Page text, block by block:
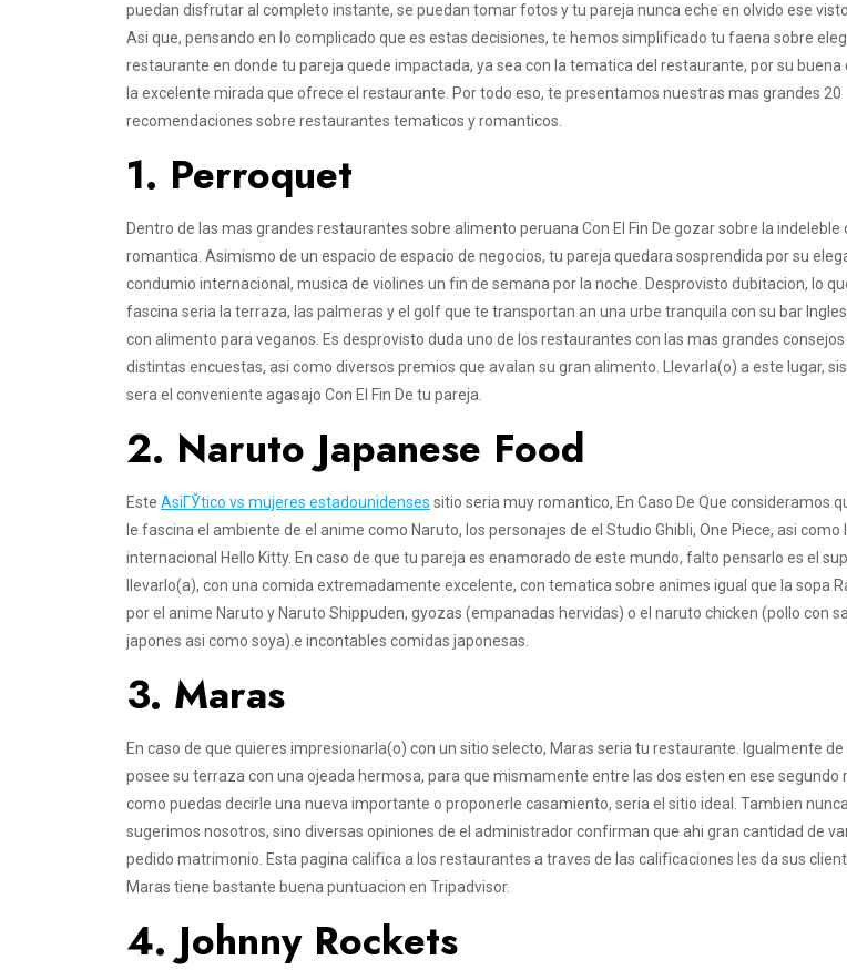
puedan disfrutar al completo instante, se puedan tomar fotos y tu pareja nunca eche en olvido ese
Asi que, pensando en lo complicado que es estas decisiones, te hemos simplificado tu faena sobre
restaurante en donde tu pareja quede impactada, ya sea con la tematica del restaurante, por su buena
la excelente mirada que ofrece el restaurante. Por todo eso, te presentamos nuestras mas grandes 20
recomendaciones sobre restaurantes tematicos y romanticos.
1. Perroquet
Dentro de las mas grandes restaurantes sobre alimento peruana Con El Fin De gozar sobre la indeleble
romantica. Asimismo de un espacio de espacio de negocios, tu pareja quedara sosprendida por su
condumio internacional, musica de violines un fin de semana por la noche. Desprovisto dubitacion, lo
fascina seri­a la terraza, las palmeras y el golf que te transportan an una urbe tranquila con su bar
con alimento para veganos. Es desprovisto duda uno de los restaurantes con las mas grandes
distintas encuestas, asi­ como diversos premios que avalan su gran alimento. Llevarla(o) a este lugar,
sera el conveniente agasajo Con El Fin De tu pareja.
2. Naruto Japanese Food
Este AsiГЎtico vs mujeres estadounidenses sitio seri­a muy romantico, En Caso De Que consideramos
le fascina el ambiente de el anime como Naruto, los personajes de el Studio Ghibli, One Piece, asi­ como
internacional Hello Kitty. En caso de que tu pareja es enamorado de este mundo, falto pensarlo es el
llevarlo(a), con una comida extremadamente excelente, con tematica sobre animes igual que la sopa
por el anime Naruto y Naruto Shippuden, gyozas (empanadas hervidas) o el naruto chicken (pollo con
japones asi­ como soya).e incontables comidas japonesas.
3. Maras
En caso de que quieres impresionarla(o) con un sitio selecto, Maras seri­a tu restaurante. Igualmente de
posee su terraza con una ojeada hermosa, para que mismamente entre las dos esten en ese segundo
como puedas decirle una nueva importante o proponerle casamiento, seri­a el sitio ideal. Tambien
sugerimos nosotros, sino diversas opiniones de el administrador confirman que ahi gran cantidad de
pedido matrimonio. Esta pagina califica a los restaurantes a traves de las calificaciones les da sus
Maras tiene bastante buena puntuacion en Tripadvisor.
4. Johnny Rockets